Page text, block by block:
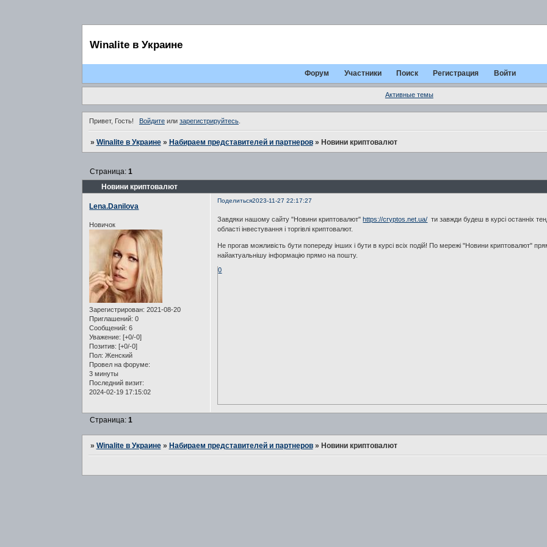
Winalite в Украине
Форум Участники Поиск Регистрация Войти
Активные темы
Привет, Гость! Войдитеили зарегистрируйтесь.
» Winalite в Украине » Набираем представителей и партнеров » Новини криптовалют
Новини криптовалют
Страница: 1
Поделиться2023-11-27 22:17:27
Lena.Danilova
Новичок
Зарегистрирован: 2021-08-20
Приглашений: 0
Сообщений: 6
Уважение: [+0/-0]
Позитив: [+0/-0]
Пол: Женский
Провел на форуме:
3 минуты
Последний визит:
2024-02-19 17:15:02
Завдяки нашому сайту "Новини криптовалют"https://cryptos.net.ua/ ти завжди будеш в курсі останніх
області інвестування і торгівлі криптовалют.
Не прогав можливість бути попереду інших і бути в курсі всіх подій! По мережі "Новини криптовалют"
найактуальнішу інформацію прямо на пошту.
0
Страница: 1
» Winalite в Украине » Набираем представителей и партнеров » Новини криптовалют